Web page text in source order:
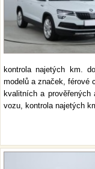
kontrola najetých km.
modelů a značek, férové
kvalitních a
vozu, kontrola najetých